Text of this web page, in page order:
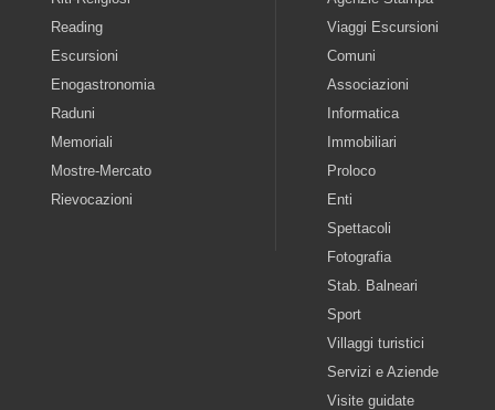
Reading
Escursioni
Enogastronomia
Raduni
Memoriali
Mostre-Mercato
Rievocazioni
Viaggi Escursioni
Comuni
Associazioni
Informatica
Immobiliari
Proloco
Enti
Spettacoli
Fotografia
Stab. Balneari
Sport
Villaggi turistici
Servizi e Aziende
Visite guidate